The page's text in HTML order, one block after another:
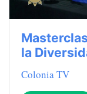
la
Colonia TV